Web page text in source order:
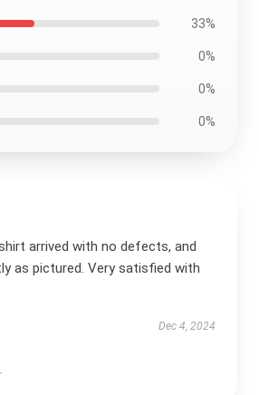
33%
0%
0%
0%
arrived with no defects, and
as pictured. Very satisfied with
Dec 4, 2024